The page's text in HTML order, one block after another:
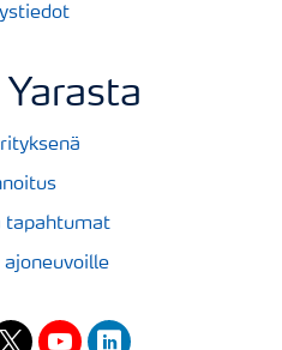
Yarasta
tapahtumat
youtubelinkedin